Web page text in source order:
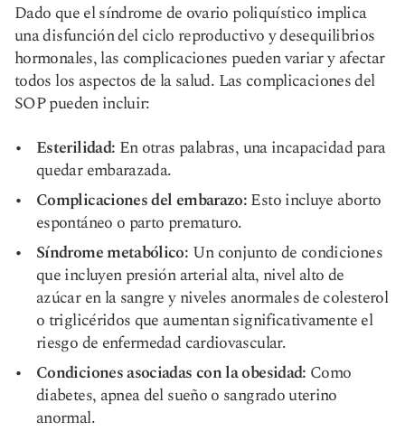
Dado que el síndrome de ovario poliquístico implica
una disfunción del ciclo reproductivo y desequilibrios
hormonales, las complicaciones pueden variar y afectar
todos los aspectos de la salud. Las complicaciones del
SOP pueden incluir:
Esterilidad: En otras palabras, una incapacidad para
quedar embarazada.
Complicaciones del embarazo:Esto incluye aborto
espontáneo o parto prematuro.
Síndrome metabólico: Un conjunto de condiciones
que incluyen presión arterial alta, nivel alto de
azúcar en la sangre y niveles anormales de colesterol
o triglicéridos que aumentan significativamente el
riesgo de enfermedad cardiovascular.
Condiciones asociadas con la obesidad: Como
diabetes, apnea del sueño o sangrado uterino
anormal.